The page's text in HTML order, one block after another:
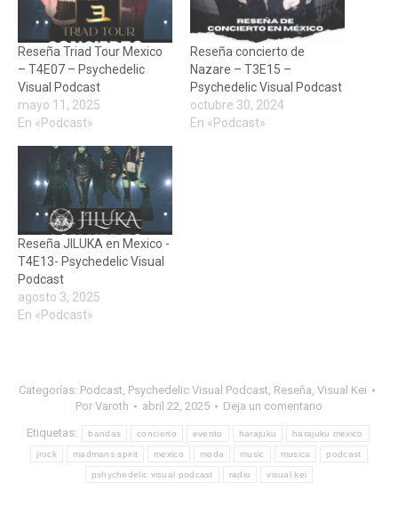
Reseña Triad Tour Mexico
– T4E07 – Psychedelic
Visual Podcast
mayo 11, 2025
En «Podcast»
Reseña concierto de
Nazare – T3E15 –
Psychedelic Visual Podcast
octubre 30, 2024
En «Podcast»
Reseña JILUKA en Mexico -
T4E13- Psychedelic Visual
Podcast
agosto 3, 2025
En «Podcast»
Categorías: Podcast Psychedelic Visual Podcast Reseña Visual Kei
Por Varoth abril 22, 2025 Deja un comentario
Etiquetas: bandas concierto evento harajuku harajuku mexico
jrock madmans spirit mexico moda music musica podcast
pshychedelic visual podcast radio visual kei